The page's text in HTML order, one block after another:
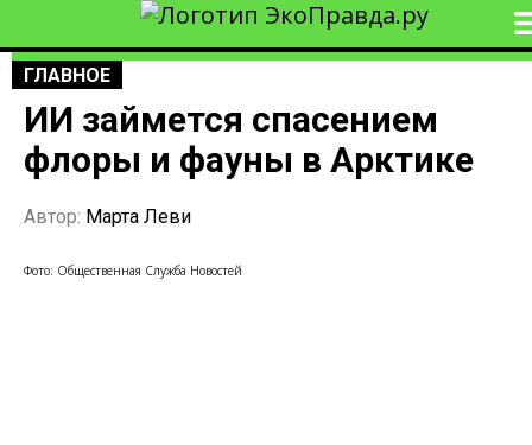
ГЛАВНОЕ
ИИ займется спасением
флоры и фауны в Арктике
Автор: Марта Леви
Фото: Общественная Служба Новостей